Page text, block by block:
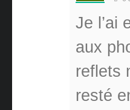
Je l’ai
aux
reflets
resté